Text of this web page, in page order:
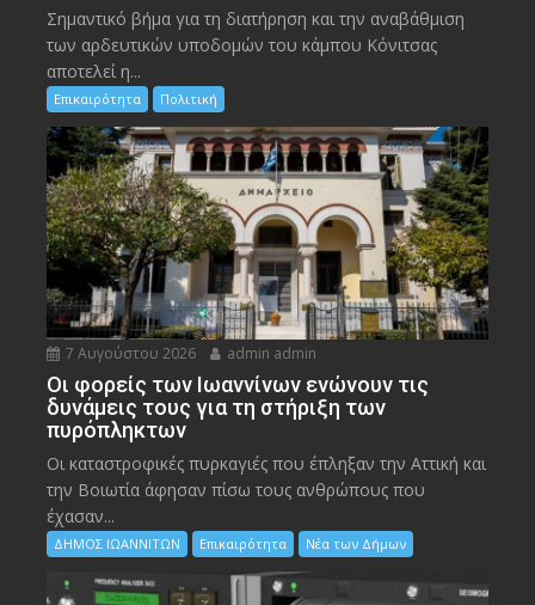
Σημαντικό βήμα για τη διατήρηση και την αναβάθμιση
των αρδευτικών υποδομών του κάμπου Κόνιτσας
αποτελεί η...
Επικαιρότητα Πολιτική
7 Αυγούστου 2026 admin admin
Οι φορείς των Ιωαννίνων ενώνουν τις
δυνάμεις τους για τη στήριξη των
πυρόπληκτων
Οι καταστροφικές πυρκαγιές που έπληξαν την Αττική και
την Bοιωτία άφησαν πίσω τους ανθρώπους που
έχασαν...
ΔΗΜΟΣ ΙΩΑΝΝΙΤΩΝ Επικαιρότητα Νέα των Δήμων